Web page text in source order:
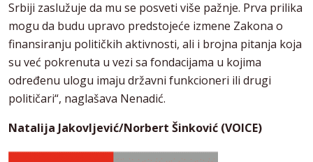
Srbiji zaslužuje da mu se posveti više pažnje. Prva prilika
mogu da budu upravo predstojeće izmene Zakona o
finansiranju političkih aktivnosti, ali i brojna pitanja koja
su već pokrenuta u vezi sa fondacijama u kojima
određenu ulogu imaju državni funkcioneri ili drugi
političari“, naglašava Nenadić.
Natalija Jakovljević/Norbert Šinković (VOICE)